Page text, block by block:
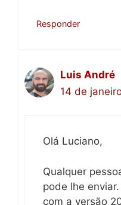
Responder
Luis André
14 de
Olá Luciano,
Qualquer
pode lhe
com a versão